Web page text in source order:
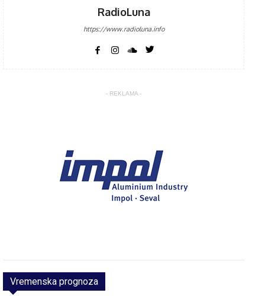
RadioLuna
https://www.radioluna.info
- REKLAMA -
Vremenska prognoza